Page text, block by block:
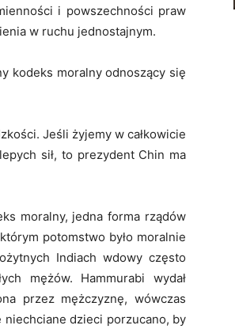
i powszechności praw
w ruchu jednostajnym.
kodeks moralny odnoszący się
Jeśli żyjemy w całkowicie
sił, to prezydent Chin ma
moralny, jedna forma rządów
potomstwo było moralnie
Indiach wdowy często
mężów. Hammurabi wydał
przez mężczyznę, wówczas
niechciane dzieci porzucano, by